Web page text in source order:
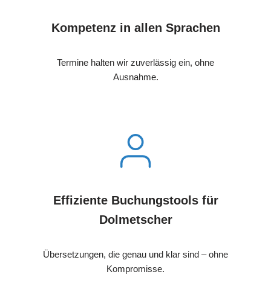
Kompetenz in allen Sprachen
Termine halten wir zuverlässig ein, ohne
Ausnahme.
Effiziente Buchungstools für
Dolmetscher
Übersetzungen, die genau und klar sind – ohne
Kompromisse.